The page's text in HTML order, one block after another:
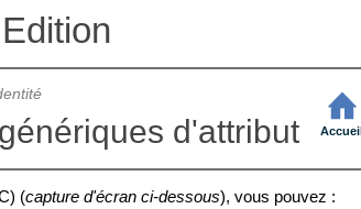
d'attribut Accueil
(capture d'écran ci-dessous), vous pouvez :